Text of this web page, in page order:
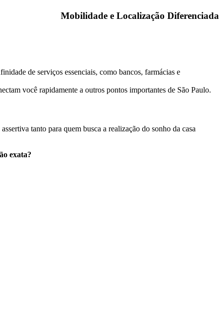
Mobilidade e Localização Diferenciada
de serviços essenciais, como bancos, farmácias e
você rapidamente a outros pontos importantes de São Paulo.
tanto para quem busca a realização do sonho da casa
exata?